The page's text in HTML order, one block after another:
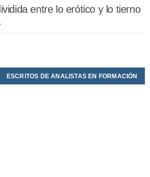
entre lo erótico y lo tierno
ESCRITOS DE ANALISTAS EN FORMACIÓN